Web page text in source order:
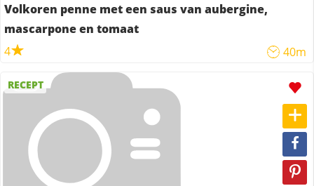
Volkoren penne met een saus van aubergine,
mascarpone en tomaat
4
40m
RECEPT